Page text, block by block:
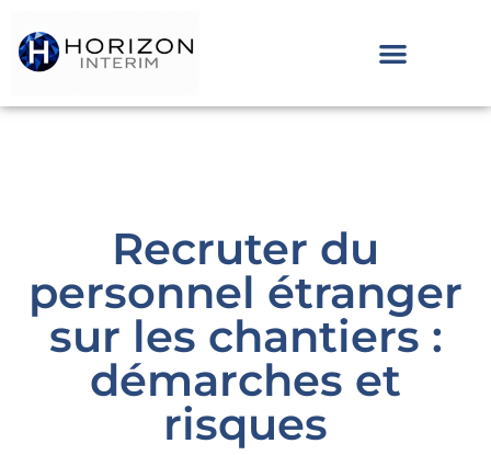
Recruter du
personnel étranger
sur les chantiers :
démarches et
risques